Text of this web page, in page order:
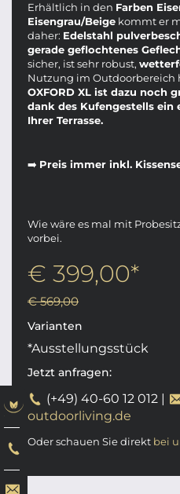
Erhältlich in den Farben
Eisengrau/Beige kommt er
daher: Edelstahl
gerade geflochtenes
sicher, ist sehr robust,
Nutzung im Outdoorbereich
OXFORD XL ist dazu noch
dank des Kufengestells
Ihrer Terrasse.
➡️ Preis immer inkl.
Wie wäre es mal mit
vorbei.
€ 399,00*
€ 569,00
Varianten
*Ausstellungsstück
Jetzt anfragen:
(+49) 40-60 12 012 |
outdoorliving.de
Oder schauen Sie direkt bei